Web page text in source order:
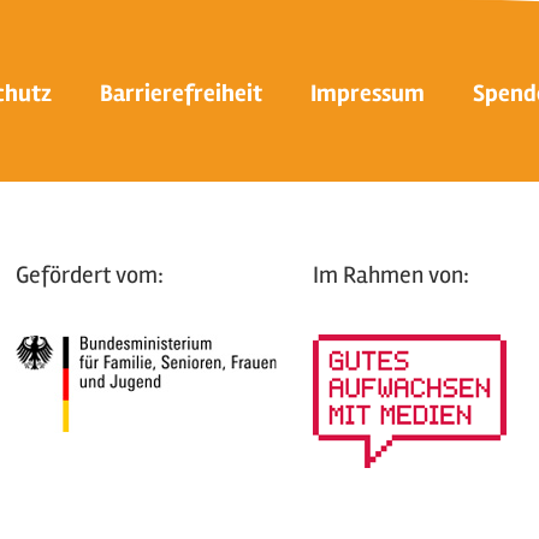
Barrierefreiheit Impressum
Gefördert vom: Im Rahmen von: